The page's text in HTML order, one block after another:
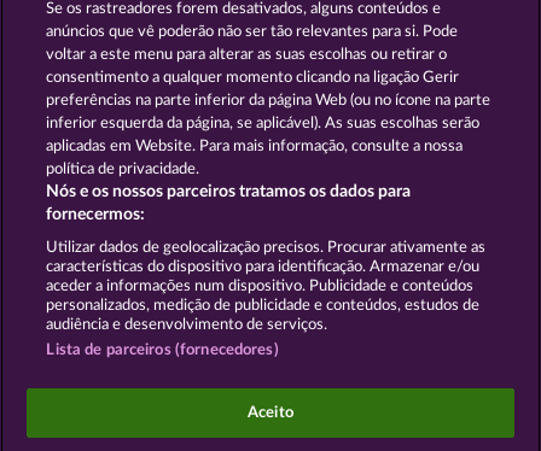
Mostrar todos os jogos
Termos e Condições
Declaração de Privacidade Marca
Empresa Perguntas frequentes Facebook
Enviar pedido de rescisão
Os jogos do Casino social destinam-se apenas a fins
de entretenimento e não têm qualquer influência
Se os rastreadores forem desativados, alguns conteúdos e
anúncios que vê poderão não ser tão relevantes para si. Pode
voltar a este menu para alterar as suas escolhas ou retirar o
consentimento a qualquer momento clicando na ligação Gerir
preferências na parte inferior da página Web (ou no ícone na parte
inferior esquerda da página, se aplicável). As suas escolhas serão
aplicadas em Website. Para mais informação, consulte a nossa
política de privacidade.
Nós e os nossos parceiros tratamos os dados para
fornecermos:
Utilizar dados de geolocalização precisos. Procurar ativamente as
características do dispositivo para identificação. Armazenar e/ou
aceder a informações num dispositivo. Publicidade e conteúdos
personalizados, medição de publicidade e conteúdos, estudos de
audiência e desenvolvimento de serviços.
Lista de parceiros (fornecedores)
Aceito